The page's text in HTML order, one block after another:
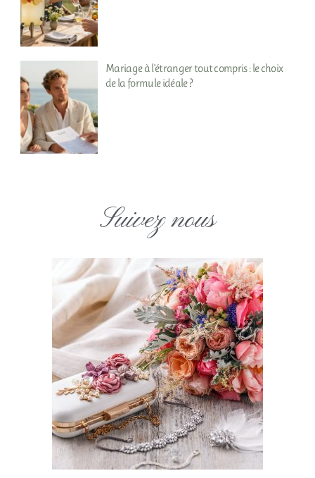
Mariage à l’étranger tout compris : le choix
de la formule idéale ?
Suivez nous